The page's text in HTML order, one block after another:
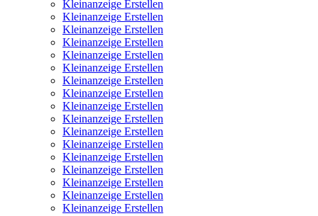
Kleinanzeige Erstellen
Kleinanzeige Erstellen
Kleinanzeige Erstellen
Kleinanzeige Erstellen
Kleinanzeige Erstellen
Kleinanzeige Erstellen
Kleinanzeige Erstellen
Kleinanzeige Erstellen
Kleinanzeige Erstellen
Kleinanzeige Erstellen
Kleinanzeige Erstellen
Kleinanzeige Erstellen
Kleinanzeige Erstellen
Kleinanzeige Erstellen
Kleinanzeige Erstellen
Kleinanzeige Erstellen
Kleinanzeige Erstellen